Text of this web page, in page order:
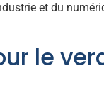
et du
le